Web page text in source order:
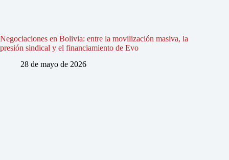
Negociaciones en Bolivia: entre la movilización masiva, la
presión sindical y el financiamiento de Evo
28 de mayo de 2026